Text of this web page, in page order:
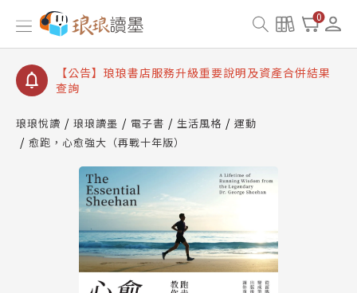
0
【公告】琅琅讀墨書櫃開通常見問題
【公告】琅琅讀墨 3 分鐘完成書櫃開通與資產合併申
【公告】琅琅書店服務升級重要說明及資產合併結果
查詢
琅琅悅讀 琅琅讀墨 電子書 生活風格
運動
愈跑，心愈強大（再戰十年版）